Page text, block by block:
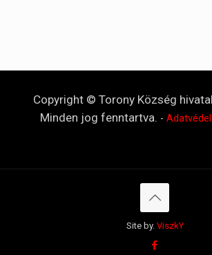
Copyright © Torony Község
Minden jog fenntartva. -
Site by. ViszkY